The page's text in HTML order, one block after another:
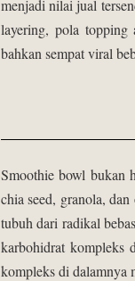
menjadi nilai jual
layering, pola topping
bahkan sempat viral
Smoothie bowl bukan
chia seed, granola,
tubuh dari radikal
karbohidrat kompleks
kompleks di dalamnya